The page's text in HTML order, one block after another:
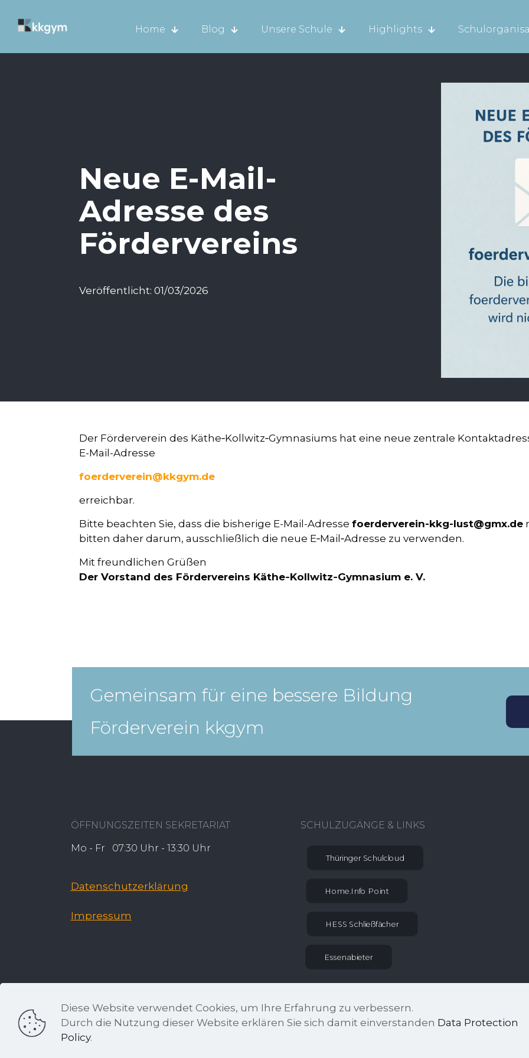
Home Blog Unsere Schule Highlights
Neue E-Mail-
Adresse des
Fördervereins
Veröffentlicht: 01/03/2026
Der Förderverein des Käthe‑Kollwitz‑Gymnasiums hat eine neue zentrale
E-Mail-Adresse
foerderverein@kkgym.de
erreichbar.
Bitte beachten Sie, dass die bisherige E-Mail-Adresse foerderverein-kkg-lust@gmx.de
bitten daher darum, ausschließlich die neue E‑Mail‑Adresse zu verwenden.
Mit freundlichen Grüßen
Der Vorstand des Fördervereins Käthe‑Kollwitz‑Gymnasium e. V.
Gemeinsam für eine bessere Bildung
Förderverein kkgym
ÖFFNUNGSZEITEN SEKRETARIAT
Mo - Fr 07:30 Uhr - 13:30 Uhr
Datenschutzerklärung
Impressum
SCHULZUGÄNGE & LINKS
Thüringer Schulcloud
Home.Info Point
HESS Schließfächer
Essenabieter
©Käthe-Kollwitz-Gymnasium
Diese Website verwendet Cookies, um Ihre Erfahrung zu verbessern.
Durch die Nutzung dieser Website erklären Sie sich damit einverstanden Data Protection
Policy.